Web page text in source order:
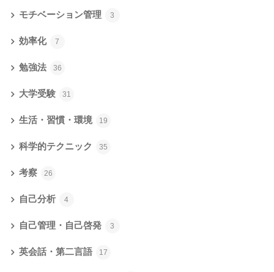
モチベーション管理 3
効率化 7
勉強法 36
大学受験 31
生活・習慣・環境 19
科学的テクニック 35
考察 26
自己分析 4
自己管理・自己啓発 3
英会話・第二言語 17